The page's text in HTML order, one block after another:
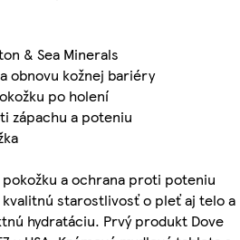
& Sea Minerals
obnovu kožnej bariéry
po holení
zápachu a poteniu
a ochrana proti poteniu
starostlivosť o pleť aj telo a
hydratáciu. Prvý produkt Dove